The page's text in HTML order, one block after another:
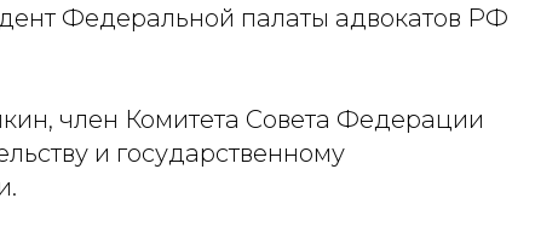
Федеральной палаты адвокатов РФ
член Комитета Совета Федерации
и государственному